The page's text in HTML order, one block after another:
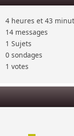
4 heures et 43
14 messages
1 Sujets
0 sondages
1 votes